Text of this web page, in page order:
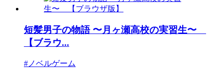
短髪男子の物語 〜月ヶ瀬高校の実習生〜
【ブラウ...
#ノベルゲーム